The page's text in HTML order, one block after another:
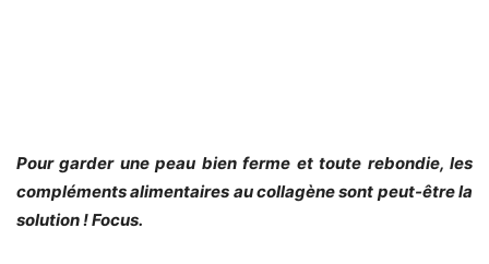
Pour garder une peau bien ferme et toute rebondie, les
compléments alimentaires au collagène sont peut-être la
solution ! Focus.